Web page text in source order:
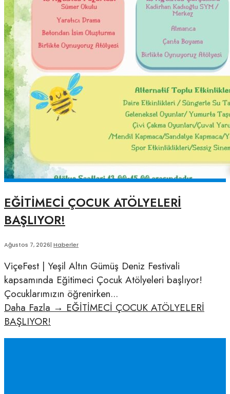
EĞİTİMECİ ÇOCUK ATÖLYELERİ
BAŞLIYOR!
Ağustos 7, 2026| Haberler
ViçeFest | Yeşil Altın Gümüş Deniz Festivali
kapsamında Eğitimeci Çocuk Atölyeleri başlıyor!
Çocuklarımızın öğrenirken...
Daha Fazla → EĞİTİMECİ ÇOCUK ATÖLYELERİ
BAŞLIYOR!